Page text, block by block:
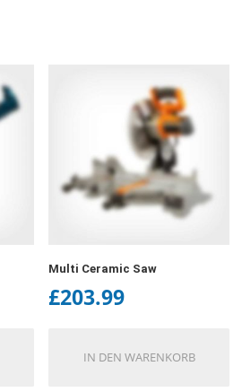
Multi Ceramic Saw
£203.99
IN DEN WARENKORB